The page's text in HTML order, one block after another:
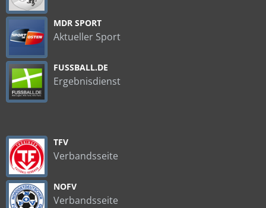
MDR SPORT
Aktueller Sport
FUSSBALL.DE
Ergebnisdienst
TFV
Verbandsseite
NOFV
Verbandsseite